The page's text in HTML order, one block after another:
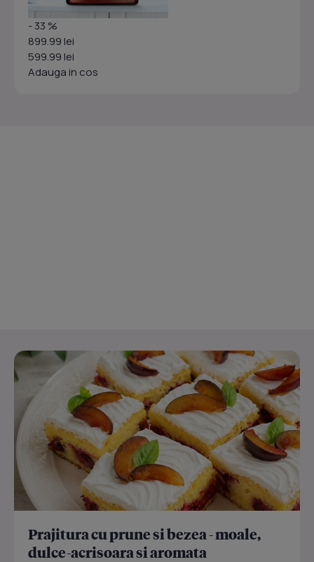
- 33 %
899.99 lei
599.99 lei
Adauga in cos
Prajitura cu prune si bezea - moale,
dulce-acrisoara si aromata